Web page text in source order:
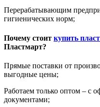
Перерабатывающим
гигиенических норм;
Почему стоит купить
Пластмарт?
Прямые поставки от
выгодные цены;
Работаем только оптом – с
документами;